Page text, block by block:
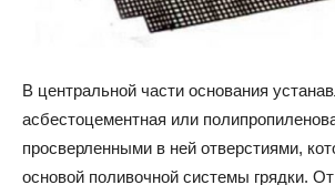
В центральной части основания
асбестоцементная или
просверленными в ней отверстиями,
основой поливочной системы грядки.